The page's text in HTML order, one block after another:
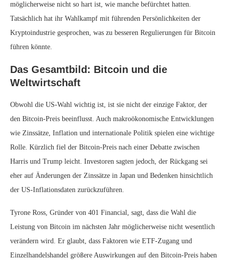
möglicherweise nicht so hart ist, wie manche befürchtet hatten.
Tatsächlich hat ihr Wahlkampf mit führenden Persönlichkeiten der
Kryptoindustrie gesprochen, was zu besseren Regulierungen für Bitcoin
führen könnte.
Das Gesamtbild: Bitcoin und die
Weltwirtschaft
Obwohl die US-Wahl wichtig ist, ist sie nicht der einzige Faktor, der
den Bitcoin-Preis beeinflusst. Auch makroökonomische Entwicklungen
wie Zinssätze, Inflation und internationale Politik spielen eine wichtige
Rolle. Kürzlich fiel der Bitcoin-Preis nach einer Debatte zwischen
Harris und Trump leicht. Investoren sagten jedoch, der Rückgang sei
eher auf Änderungen der Zinssätze in Japan und Bedenken hinsichtlich
der US-Inflationsdaten zurückzuführen.
Tyrone Ross, Gründer von 401 Financial, sagt, dass die Wahl die
Leistung von Bitcoin im nächsten Jahr möglicherweise nicht wesentlich
verändern wird. Er glaubt, dass Faktoren wie ETF-Zugang und
Einzelhandelshandel größere Auswirkungen auf den Bitcoin-Preis haben